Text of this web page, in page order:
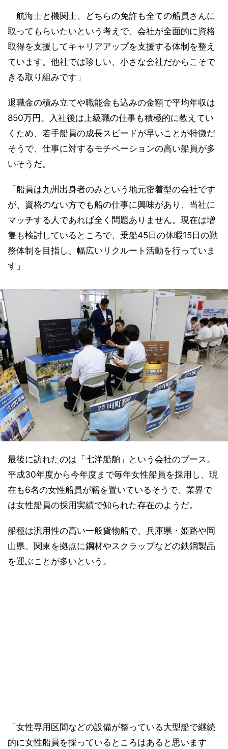
「航海士と機関士、どちらの免許も全ての船員さんに
取ってもらいたいという考えで、会社が全面的に資格
取得を支援してキャリアアップを支援する体制を整え
ています。他社では珍しい、小さな会社だからこそで
きる取り組みです」
退職金の積み立てや職能金も込みの金額で平均年収は
850万円。入社後は上級職の仕事も積極的に教えてい
くため、若手船員の成長スピードが早いことが特徴だ
そうで、仕事に対するモチベーションの高い船員が多
いそうだ。
「船員は九州出身者のみという地元密着型の会社です
が、資格のない方でも船の仕事に興味があり、当社に
マッチする人であれば全く問題ありません。現在は増
隻も検討しているところで、乗船45日の休暇15日の勤
務体制を目指し、幅広いリクルート活動を行っていま
す」
最後に訪れたのは「七洋船舶」という会社のブース。
平成30年度から今年度まで毎年女性船員を採用し、現
在も6名の女性船員が籍を置いているそうで、業界で
は女性船員の採用実績で知られた存在のようだ。
船種は汎用性の高い一般貨物船で、兵庫県・姫路や岡
山県、関東を拠点に鋼材やスクラップなどの鉄鋼製品
を運ぶことが多いという。
「女性専用区間などの設備が整っている大型船で継続
的に女性船員を採っているところはあると思います